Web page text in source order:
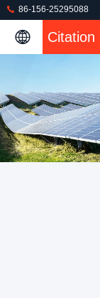
86-156-25295088
Citation